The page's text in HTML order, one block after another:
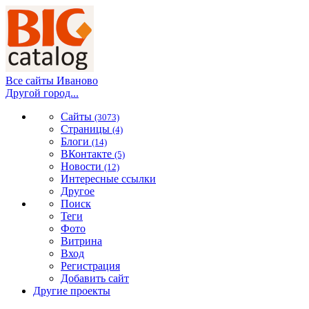
Все сайты Иваново
Другой город...
Сайты (3073)
Страницы (4)
Блоги (14)
ВКонтакте (5)
Новости (12)
Интересные ссылки
Другое
Поиск
Теги
Фото
Витрина
Вход
Регистрация
Добавить сайт
Другие проекты